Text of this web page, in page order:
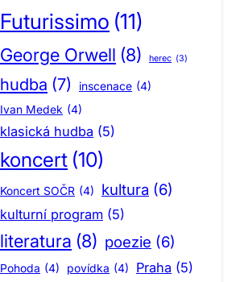
Futurissimo (11)
George Orwell (8) herec (3)
hudba (7) inscenace (4)
Ivan Medek (4)
klasická hudba (5)
koncert (10)
Koncert SOČR (4) kultura (6)
kulturní program (5)
literatura (8) poezie (6)
Pohoda (4) povídka (4) Praha (5)